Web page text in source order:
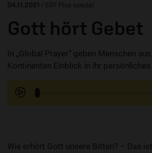
04.11.2021 / ERF Plus spezial
Gott hört Gebet
In „Global Prayer“ geben Menschen
Kontinenten Einblick in ihr persönliches
Wie erhört Gott unsere Bitten? – Das